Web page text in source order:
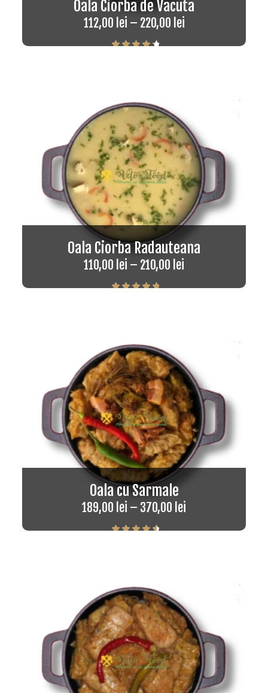
Oala Ciorba de Vacuta
112,00 lei – 220,00 lei
Oala Ciorba Radauteana
110,00 lei – 210,00 lei
Oala cu Sarmale
189,00 lei – 370,00 lei